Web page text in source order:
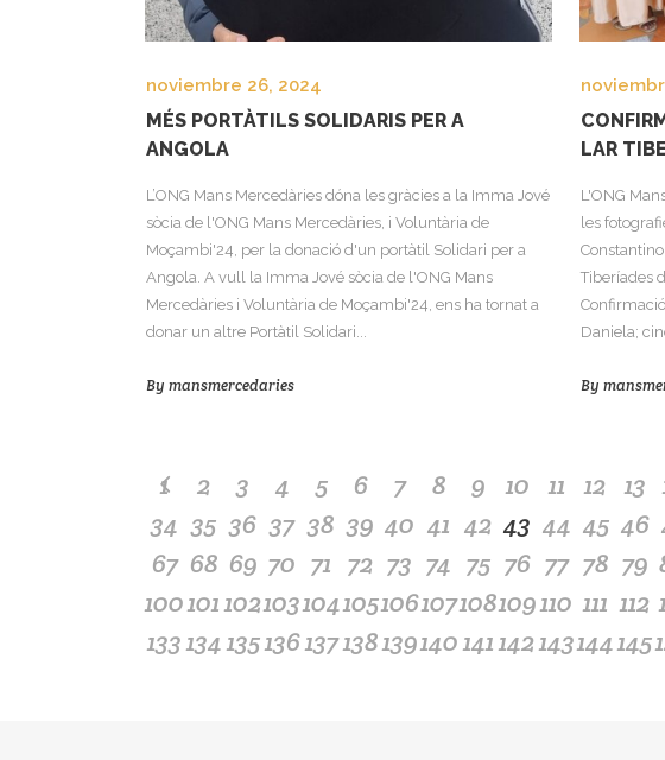
noviembre 26, 2024
MÉS PORTÀTILS SOLIDARIS PER A
ANGOLA
L’ONG Mans Mercedàries dóna les gràcies a la Imma Jové
sòcia de l'ONG Mans Mercedàries, i Voluntària de
Moçambi'24, per la donació d'un portàtil Solidari per a
Angola. A vull la Imma Jové sòcia de l'ONG Mans
Mercedàries i Voluntària de Moçambi'24, ens ha tornat a
donar un altre Portàtil Solidari...
By mansmercedaries
LAR
L'ONG
les
Tiberíades
Daniela;
By
1 2 3 4 5 6 7 8 9 10 11 12 13
34 35 36 37 38 39 40 41 42 43 44 45 46
67 68 69 70 71 72 73 74 75 76 77 78 79
100101102103104105106107108109110 111 112
133134135136137138139140141142143144145